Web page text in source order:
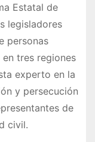
Estatal de
legisladores
personas
tres regiones
experto en la
y persecución
de
civil.